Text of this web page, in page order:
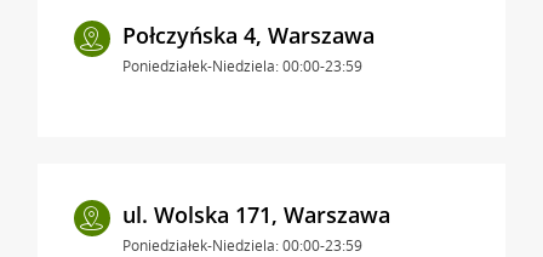
Połczyńska 4, Warszawa
Poniedziałek-Niedziela: 00:00-23:59
ul. Wolska 171, Warszawa
Poniedziałek-Niedziela: 00:00-23:59